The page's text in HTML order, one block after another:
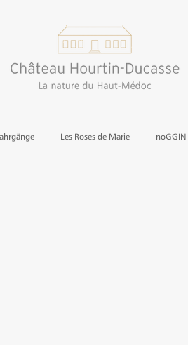
Les Roses de Marie noGGIN